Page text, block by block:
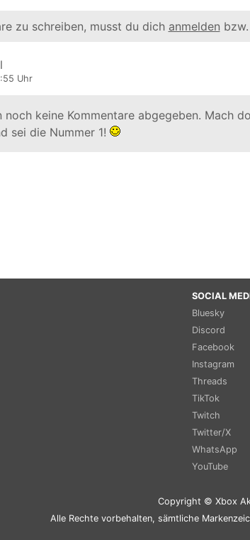
zu schreiben, musst du dich anmelden bzw.
Uhr
noch keine Kommentare abgegeben. Mach
sei die Nummer 1!
SOCIAL
Bluesky
Discord
Facebook
Instagram
Threads
TikTok
Twitch
Twitter/X
WhatsApp
YouTube
Copyright © Xbox
Alle Rechte vorbehalten, sämtliche